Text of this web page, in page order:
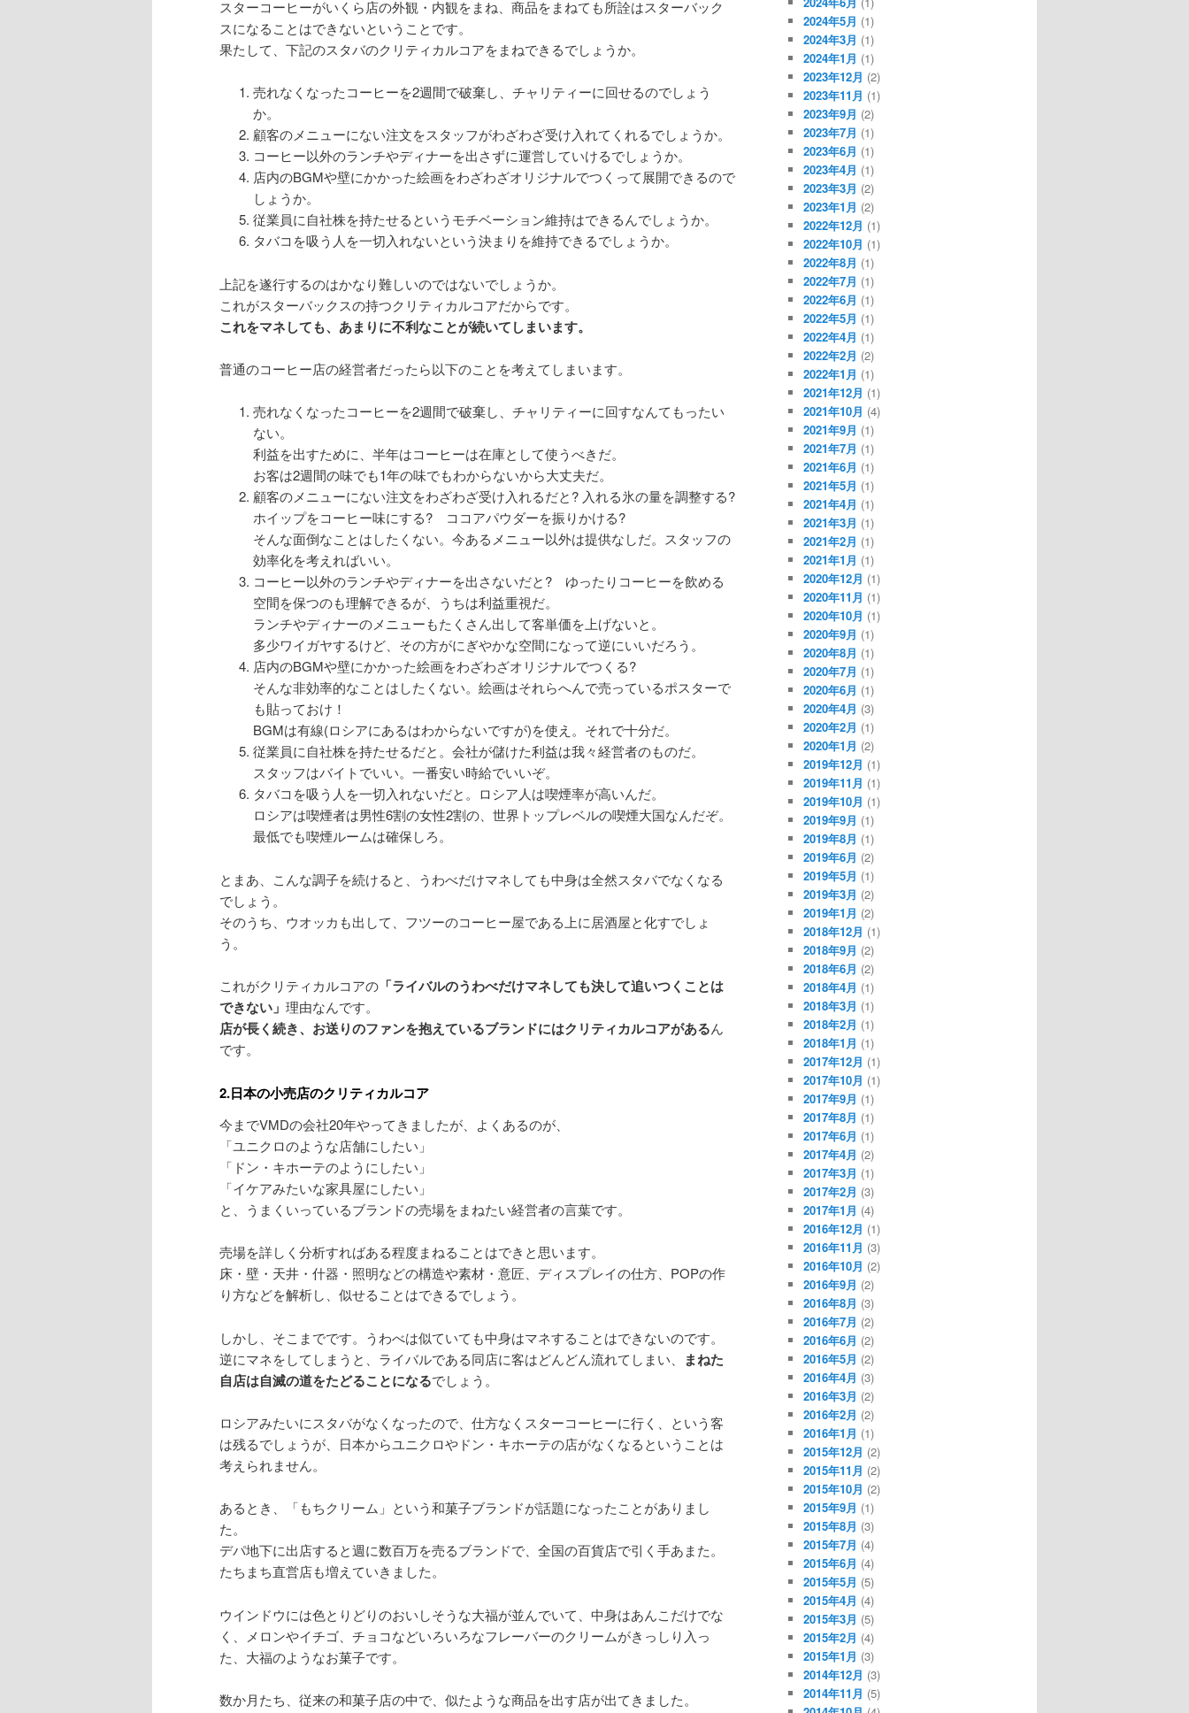
スターコーヒーがいくら店の外観・内観をまね、商品をまねても所詮はスターバック
スになることはできないということです。
果たして、下記のスタバのクリティカルコアをまねできるでしょうか。
売れなくなったコーヒーを2週間で破棄し、チャリティーに回せるのでしょう
か。
顧客のメニューにない注文をスタッフがわざわざ受け入れてくれるでしょうか。
コーヒー以外のランチやディナーを出さずに運営していけるでしょうか。
店内のBGMや壁にかかった絵画をわざわざオリジナルでつくって展開できるので
しょうか。
従業員に自社株を持たせるというモチベーション維持はできるんでしょうか。
タバコを吸う人を一切入れないという決まりを維持できるでしょうか。
上記を遂行するのはかなり難しいのではないでしょうか。
これがスターバックスの持つクリティカルコアだからです。
これをマネしても、あまりに不利なことが続いてしまいます。
普通のコーヒー店の経営者だったら以下のことを考えてしまいます。
売れなくなったコーヒーを2週間で破棄し、チャリティーに回すなんてもったい
ない。
利益を出すために、半年はコーヒーは在庫として使うべきだ。
お客は2週間の味でも1年の味でもわからないから大丈夫だ。
顧客のメニューにない注文をわざわざ受け入れるだと? 入れる氷の量を調整する?
ホイップをコーヒー味にする? ココアパウダーを振りかける?
そんな面倒なことはしたくない。今あるメニュー以外は提供なしだ。スタッフの
効率化を考えればいい。
コーヒー以外のランチやディナーを出さないだと? ゆったりコーヒーを飲める
空間を保つのも理解できるが、うちは利益重視だ。
ランチやディナーのメニューもたくさん出して客単価を上げないと。
多少ワイガヤするけど、その方がにぎやかな空間になって逆にいいだろう。
店内のBGMや壁にかかった絵画をわざわざオリジナルでつくる?
そんな非効率的なことはしたくない。絵画はそれらへんで売っているポスターで
も貼っておけ！
BGMは有線(ロシアにあるはわからないですが)を使え。それで十分だ。
従業員に自社株を持たせるだと。会社が儲けた利益は我々経営者のものだ。
スタッフはバイトでいい。一番安い時給でいいぞ。
タバコを吸う人を一切入れないだと。ロシア人は喫煙率が高いんだ。
ロシアは喫煙者は男性6割の女性2割の、世界トップレベルの喫煙大国なんだぞ。
最低でも喫煙ルームは確保しろ。
とまあ、こんな調子を続けると、うわべだけマネしても中身は全然スタバでなくなる
でしょう。
そのうち、ウオッカも出して、フツーのコーヒー屋である上に居酒屋と化すでしょ
う。
これがクリティカルコアの 「ライバルのうわべだけマネしても決して追いつくことは
できない」 理由なんです。
店が長く続き、お送りのファンを抱えているブランドにはクリティカルコアがあるん
です。
2.日本の小売店のクリティカルコア
今までVMDの会社20年やってきましたが、よくあるのが、
「ユニクロのような店舗にしたい」
「ドン・キホーテのようにしたい」
「イケアみたいな家具屋にしたい」
と、うまくいっているブランドの売場をまねたい経営者の言葉です。
売場を詳しく分析すればある程度まねることはできと思います。
床・壁・天井・什器・照明などの構造や素材・意匠、ディスプレイの仕方、POPの作
り方などを解析し、似せることはできるでしょう。
しかし、そこまでです。うわべは似ていても中身はマネすることはできないのです。
逆にマネをしてしまうと、ライバルである同店に客はどんどん流れてしまい、
まねた
自店は自滅の道をたどることになるでしょう。
ロシアみたいにスタバがなくなったので、仕方なくスターコーヒーに行く、という客
は残るでしょうが、日本からユニクロやドン・キホーテの店がなくなるということは
考えられません。
あるとき、「もちクリーム」という和菓子ブランドが話題になったことがありまし
た。
デパ地下に出店すると週に数百万を売るブランドで、全国の百貨店で引く手あまた。
たちまち直営店も増えていきました。
ウインドウには色とりどりのおいしそうな大福が並んでいて、中身はあんこだけでな
く、メロンやイチゴ、チョコなどいろいろなフレーバーのクリームがきっしり入っ
た、大福のようなお菓子です。
数か月たち、従来の和菓子店の中で、似たような商品を出す店が出てきました。
2024年5月 (1)
2024年3月 (1)
2024年1月 (1)
2023年12月 (2)
2023年11月 (1)
2023年9月 (2)
2023年7月 (1)
2023年6月 (1)
2023年4月 (1)
2023年3月 (2)
2023年1月 (2)
2022年12月 (1)
2022年10月 (1)
2022年8月 (1)
2022年7月 (1)
2022年6月 (1)
2022年5月 (1)
2022年4月 (1)
2022年2月 (2)
2022年1月 (1)
2021年12月 (1)
2021年10月 (4)
2021年9月 (1)
2021年7月 (1)
2021年6月 (1)
2021年5月 (1)
2021年4月 (1)
2021年3月 (1)
2021年2月 (1)
2021年1月 (1)
2020年12月 (1)
2020年11月 (1)
2020年10月 (1)
2020年9月 (1)
2020年8月 (1)
2020年7月 (1)
2020年6月 (1)
2020年4月 (3)
2020年2月 (1)
2020年1月 (2)
2019年12月 (1)
2019年11月 (1)
2019年10月 (1)
2019年9月 (1)
2019年8月 (1)
2019年6月 (2)
2019年5月 (1)
2019年3月 (2)
2019年1月 (2)
2018年12月 (1)
2018年9月 (2)
2018年6月 (2)
2018年4月 (1)
2018年3月 (1)
2018年2月 (1)
2018年1月 (1)
2017年12月 (1)
2017年10月 (1)
2017年9月 (1)
2017年8月 (1)
2017年6月 (1)
2017年4月 (2)
2017年3月 (1)
2017年2月 (3)
2017年1月 (4)
2016年12月 (1)
2016年11月 (3)
2016年10月 (2)
2016年9月 (2)
2016年8月 (3)
2016年7月 (2)
2016年6月 (2)
2016年5月 (2)
2016年4月 (3)
2016年3月 (2)
2016年2月 (2)
2016年1月 (1)
2015年12月 (2)
2015年11月 (2)
2015年10月 (2)
2015年9月 (1)
2015年8月 (3)
2015年7月 (4)
2015年6月 (4)
2015年5月 (5)
2015年4月 (4)
2015年3月 (5)
2015年2月 (4)
2015年1月 (3)
2014年12月 (3)
2014年11月 (5)